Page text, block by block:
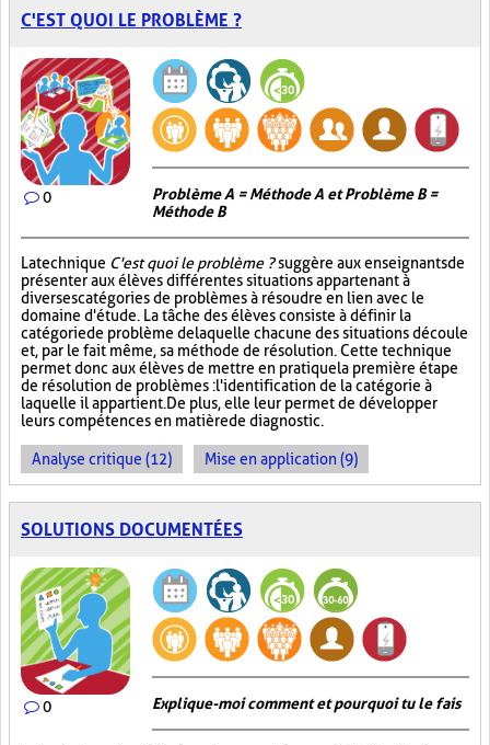
C'EST QUOI LE PROBLÈME ?
0
Problème A = Méthode A et Problème B =
Méthode B
La technique C'est quoi le problème ?suggère aux enseignants de
présenter aux élèves différentes situations appartenant à
diverses catégories de problèmes à résoudre en lien avec le
domaine d'étude. La tâche des élèves consiste à définir la
catégorie de problème de laquelle chacune des situations découle
et, par le fait même, sa méthode de résolution. Cette technique
permet donc aux élèves de mettre en pratique la première étape
de résolution de problèmes : l'identification de la catégorie à
laquelle il appartient. De plus, elle leur permet de développer
leurs compétences en matière de diagnostic.
Analyse critique (12) Mise en application (9)
SOLUTIONS DOCUMENTÉES
0 Explique-moi comment et pourquoi tu le fais